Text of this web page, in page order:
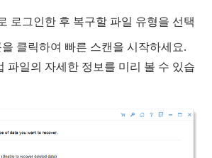
로그인한 후 복구할 파일 유형을 선택
클릭하여 빠른 스캔을 시작하세요.
파일의 자세한 정보를 미리 볼 수 있습